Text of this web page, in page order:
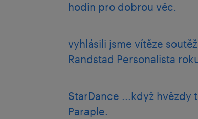
hodin pro dobrou věc.
vyhlásili jsme vítěze
Randstad Personalista
StarDance ...když hvězdy
Paraple.